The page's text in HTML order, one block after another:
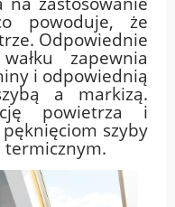
powoduje, że
Odpowiednie
zapewnia
i odpowiednią
a markizą.
powietrza i
szyby
termicznym.